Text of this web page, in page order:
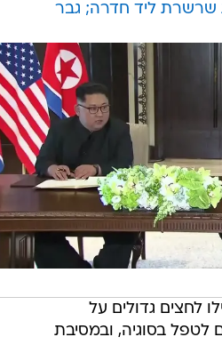
שרשרת ליד חדרה; גבר
לחצים גדולים על
בסוגיה, ובמסיבת